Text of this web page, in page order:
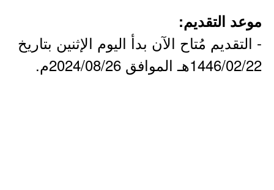
موعد التقديم:
- التقديم مُتاح الآن بدأ اليوم الإثنين بتاريخ
1446/02/22هـ الموافق 2024/08/26م.